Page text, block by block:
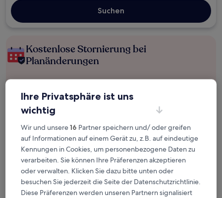
Suchen
Kostenlose Stornierung bei
Planänderungen
wahrgenommene Übernachtung
Mehr sparen mit Preisen für Mitglieder
Überprüfe die Preise für diese Daten
Heute
7. Aug. - 8. Aug.
Morgen
8. Aug. - 9. Aug.
Ihre Privatsphäre ist uns
wichtig
Wir und unsere16 Partner speichern und/ oder greifen
auf Informationen auf einem Gerät zu, z.B. auf eindeutige
Kennungen in Cookies, um personenbezogene Daten zu
verarbeiten. Sie können Ihre Präferenzen akzeptieren
oder verwalten. Klicken Sie dazu bitte unten oder
besuchen Sie jederzeit die Seite der Datenschutzrichtlinie.
Diese Präferenzen werden unseren Partnern signalisiert